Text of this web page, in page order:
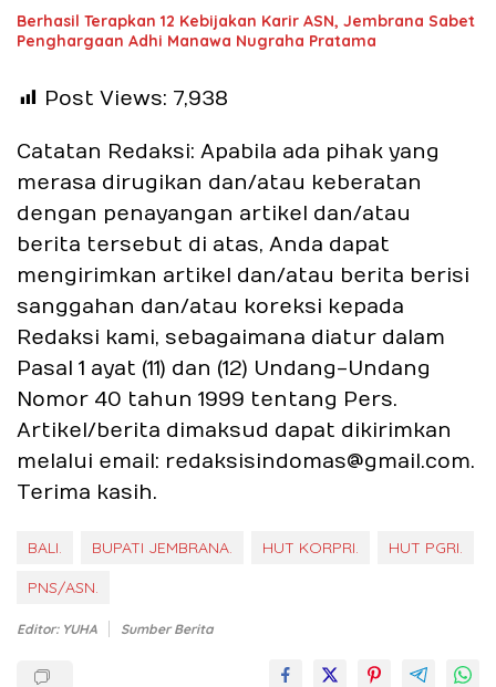
Berhasil Terapkan 12 Kebijakan Karir ASN, Jembrana Sabet
Penghargaan Adhi Manawa Nugraha Pratama
Post Views: 7,938
Catatan Redaksi: Apabila ada pihak yang
merasa dirugikan dan/atau keberatan
dengan penayangan artikel dan/atau
berita tersebut di atas, Anda dapat
mengirimkan artikel dan/atau berita berisi
sanggahan dan/atau koreksi kepada
Redaksi kami, sebagaimana diatur dalam
Pasal 1 ayat (11) dan (12) Undang-Undang
Nomor 40 tahun 1999 tentang Pers.
Artikel/berita dimaksud dapat dikirimkan
melalui email: redaksisindomas@gmail.com.
Terima kasih.
BALI. BUPATI JEMBRANA. HUT KORPRI.
HUT PGRI.
PNS/ASN.
Editor: YUHA Sumber Berita